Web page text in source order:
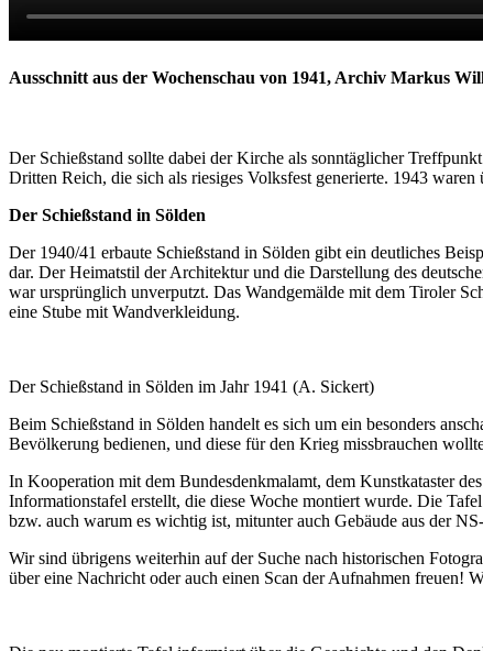
Ausschnitt aus der Wochenschau von 1941, Archiv Markus
Der Schießstand sollte dabei der Kirche als sonntäglicher
Dritten Reich, die sich als riesiges Volksfest generierte. 1943 waren
Der Schießstand in Sölden
Der 1940/41 erbaute Schießstand in Sölden gibt ein deutliches
dar. Der Heimatstil der Architektur und die Darstellung des
war ursprünglich unverputzt. Das Wandgemälde mit dem Tiroler
eine Stube mit Wandverkleidung.
Der Schießstand in Sölden im Jahr 1941 (A. Sickert)
Beim Schießstand in Sölden handelt es sich um ein besonders
Bevölkerung bedienen, und diese für den Krieg missbrauchen
In Kooperation mit dem Bundesdenkmalamt, dem Kunstkataster
Informationstafel erstellt, die diese Woche montiert wurde. Die
bzw. auch warum es wichtig ist, mitunter auch Gebäude aus der
Wir sind übrigens weiterhin auf der Suche nach historischen
über eine Nachricht oder auch einen Scan der Aufnahmen freuen!